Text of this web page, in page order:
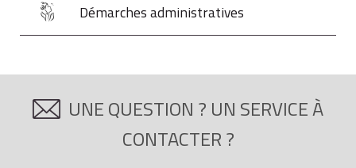
Démarches administratives
UNE QUESTION ? UN SERVICE À
CONTACTER ?